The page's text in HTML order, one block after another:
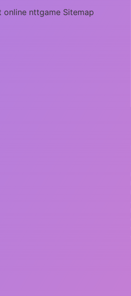
online nttgame Sitemap